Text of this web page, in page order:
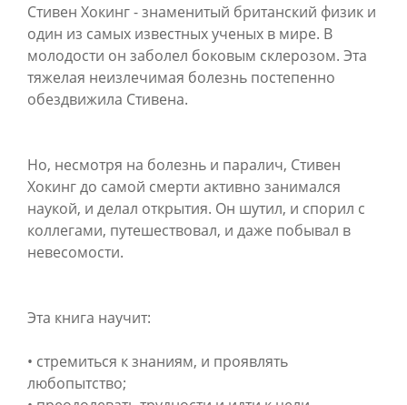
Стивен Хокинг - знаменитый британский физик и
один из самых известных ученых в мире. В
молодости он заболел боковым склерозом. Эта
тяжелая неизлечимая болезнь постепенно
обездвижила Стивена.
Но, несмотря на болезнь и паралич, Стивен
Хокинг до самой смерти активно занимался
наукой, и делал открытия. Он шутил, и спорил с
коллегами, путешествовал, и даже побывал в
невесомости.
Эта книга научит:
• стремиться к знаниям, и проявлять
любопытство;